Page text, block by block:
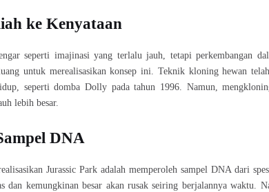
ke Kenyataan
seperti imajinasi yang terlalu jauh, tetapi perkembangan
untuk merealisasikan konsep ini. Teknik kloning hewan
seperti domba Dolly pada tahun 1996. Namun,
lebih besar.
DNA
Jurassic Park adalah memperoleh sampel DNA dari
kemungkinan besar akan rusak seiring berjalannya waktu.